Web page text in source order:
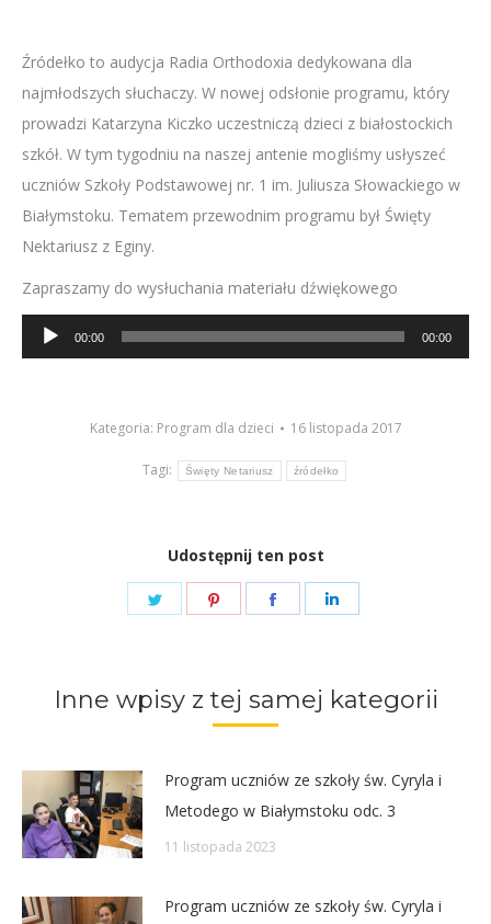
Źródełko to audycja Radia Orthodoxia dedykowana dla
najmłodszych słuchaczy. W nowej odsłonie programu, który
prowadzi Katarzyna Kiczko uczestniczą dzieci z białostockich
szkół. W tym tygodniu na naszej antenie mogliśmy usłyszeć
uczniów Szkoły Podstawowej nr. 1 im. Juliusza Słowackiego w
Białymstoku. Tematem przewodnim programu był Święty
Nektariusz z Eginy.
Zapraszamy do wysłuchania materiału dźwiękowego
Odtwarzacz
plików
00:00 00:00
Kategoria: Program dla dzieci 16 listopada 2017
Tagi: Święty Netariusz źródełko
Udostępnij ten post
Share
Share
Share
Inne wpisy z tej samej kategorii
Program uczniów ze szkoły św. Cyryla i
Metodego w Białymstoku odc. 3
11 listopada 2023
Program uczniów ze szkoły św. Cyryla i